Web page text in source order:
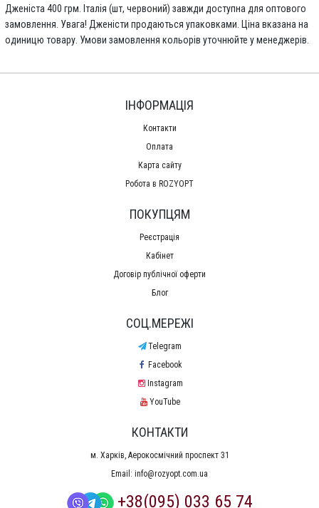
Дженіста 400 грм. Італія (шт, червоний) завжди доступна для оптового
замовлення. Увага! Дженісти продаються упаковками. Ціна вказана на
одиницю товару. Умови замовлення кольорів уточнюйте у менеджерів.
ІНФОРМАЦІЯ
Контакти
Оплата
Карта сайту
Робота в ROZYOPT
ПОКУПЦЯМ
Реєстрація
Кабінет
Договір публічної оферти
Блог
СОЦ.МЕРЕЖІ
Telegram
Facebook
Instagram
YouTube
КОНТАКТИ
м. Харків, Аерокосмічний проспект 31
Email: info@rozyopt.com.ua
+38(095) 033 65 74